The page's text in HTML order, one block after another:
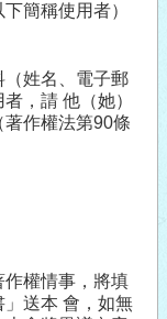
簡稱使用者）
姓名、電子郵
，請 他（她）
著作權法第90條
權情事，將填
送本 會，如無